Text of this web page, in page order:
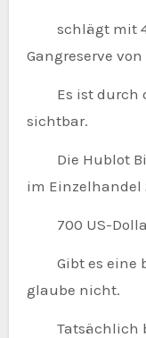
schlägt mit 4
Gangreserve
Es ist durch
sichtbar.
Die Hublot
im Einzelhandel
700 US-
Gibt es eine
glaube nicht.
Tatsächlich